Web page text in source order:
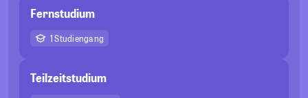
Fernstudium
1 Studiengang
Teilzeitstudium